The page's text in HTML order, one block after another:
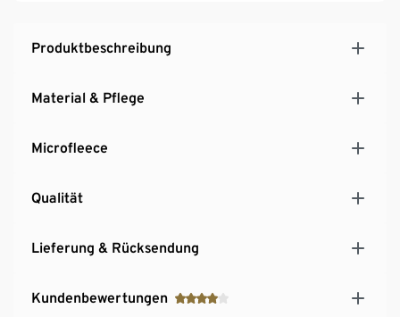
Ärmel mit glattem Taftfutter zum einfachen An-
Beschreibbares Namensschild
Produktbeschreibung
Material & Pflege
Microfleece
Qualität
Lieferung & Rücksendung
Kundenbewertungen